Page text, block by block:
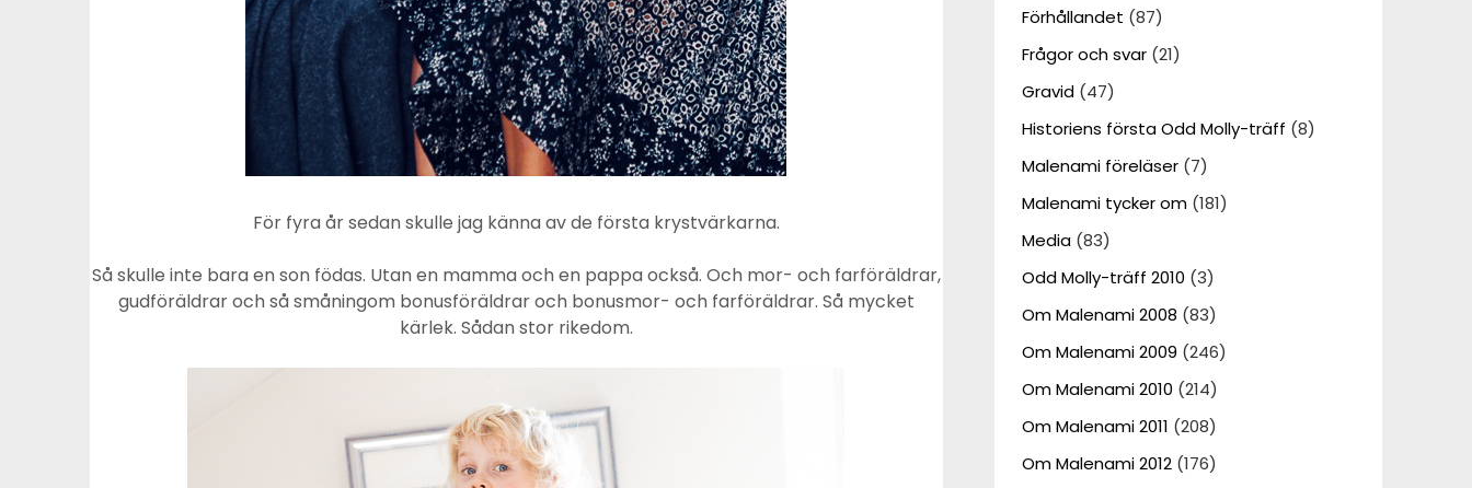
För fyra år sedan skulle jag känna av de första krystvärkarna.
Så skulle inte bara en son födas. Utan en mamma och en pappa också. Och mor- och farföräldrar,
gudföräldrar och så småningom bonusföräldrar och bonusmor- och farföräldrar. Så mycket
kärlek. Sådan stor rikedom.
Förhållandet (87)
Frågor och svar(21)
Gravid(47)
Historiens första Odd Molly-träff (8)
Malenami föreläser(7)
Malenami tycker om(181)
Media(83)
Odd Molly-träff 2010 (3)
Om Malenami 2008 (83)
Om Malenami 2009 (246)
Om Malenami 2010 (214)
Om Malenami 2011 (208)
Om Malenami 2012(176)